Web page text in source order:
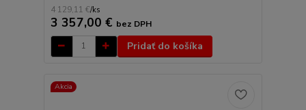
4 129,11 €/ks
3 357,00 € bez DPH
Pridať do košíka
Akcia